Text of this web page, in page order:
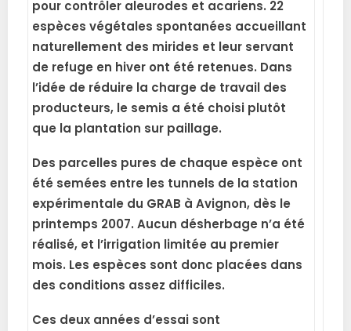
pour contrôler aleurodes et acariens. 22
espèces végétales spontanées accueillant
naturellement des mirides et leur servant
de refuge en hiver ont été retenues. Dans
l’idée de réduire la charge de travail des
producteurs, le semis a été choisi plutôt
que la plantation sur paillage.
Des parcelles pures de chaque espèce ont
été semées entre les tunnels de la station
expérimentale du GRAB à Avignon, dès le
printemps 2007. Aucun désherbage n’a été
réalisé, et l’irrigation limitée au premier
mois. Les espèces sont donc placées dans
des conditions assez difficiles.
Ces deux années d’essai sont